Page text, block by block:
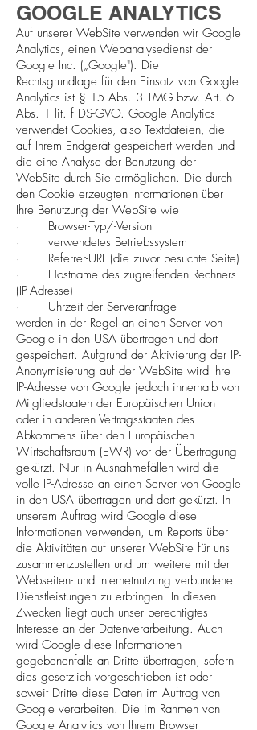
GOOGLE ANALYTICS
Auf unserer WebSite verwenden wir Google
Analytics, einen Webanalysedienst der
Google Inc. („Google"). Die
Rechtsgrundlage für den Einsatz von Google
Analytics ist § 15 Abs. 3 TMG bzw. Art. 6
Abs. 1 lit. f DS-GVO. Google Analytics
verwendet Cookies, also Textdateien, die
auf Ihrem Endgerät gespeichert werden und
die eine Analyse der Benutzung der
WebSite durch Sie ermöglichen. Die durch
den Cookie erzeugten Informationen über
Ihre Benutzung der WebSite wie
· Browser-Typ/-Version
· verwendetes Betriebssystem
· Referrer-URL (die zuvor besuchte Seite)
· Hostname des zugreifenden Rechners
(IP-Adresse)
· Uhrzeit der Serveranfrage
werden in der Regel an einen Server von
Google in den USA übertragen und dort
gespeichert. Aufgrund der Aktivierung der IP-
Anonymisierung auf der WebSite wird Ihre
IP-Adresse von Google jedoch innerhalb von
Mitgliedstaaten der Europäischen Union
oder in anderen Vertragsstaaten des
Abkommens über den Europäischen
Wirtschaftsraum (EWR) vor der Übertragung
gekürzt. Nur in Ausnahmefällen wird die
volle IP-Adresse an einen Server von Google
in den USA übertragen und dort gekürzt. In
unserem Auftrag wird Google diese
Informationen verwenden, um Reports über
die Aktivitäten auf unserer WebSite für uns
zusammenzustellen und um weitere mit der
Webseiten- und Internetnutzung verbundene
Dienstleistungen zu erbringen. In diesen
Zwecken liegt auch unser berechtigtes
Interesse an der Datenverarbeitung. Auch
wird Google diese Informationen
gegebenenfalls an Dritte übertragen, sofern
dies gesetzlich vorgeschrieben ist oder
soweit Dritte diese Daten im Auftrag von
Google verarbeiten. Die im Rahmen von
Google Analytics von Ihrem Browser